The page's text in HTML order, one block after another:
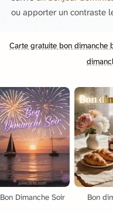
ou apporter un contraste
Carte gratuite bon dimanche
Bon Dimanche Soir Bon